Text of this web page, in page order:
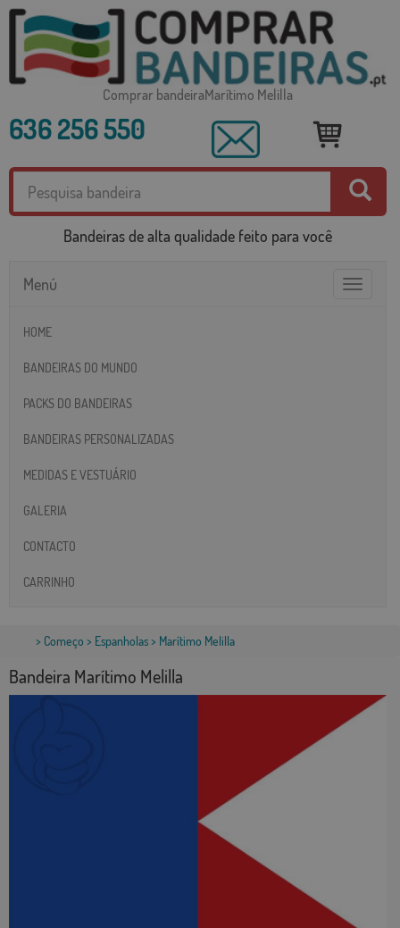
Comprar bandeiraMarítimo Melilla
636 256 550
Bandeiras de alta qualidade feito para você
Toggle
Menú
HOME
BANDEIRAS DO MUNDO
PACKS DO BANDEIRAS
BANDEIRAS PERSONALIZADAS
MEDIDAS E VESTUÁRIO
GALERIA
CONTACTO
CARRINHO
> Começo > Espanholas> Marítimo Melilla
Bandeira Marítimo Melilla